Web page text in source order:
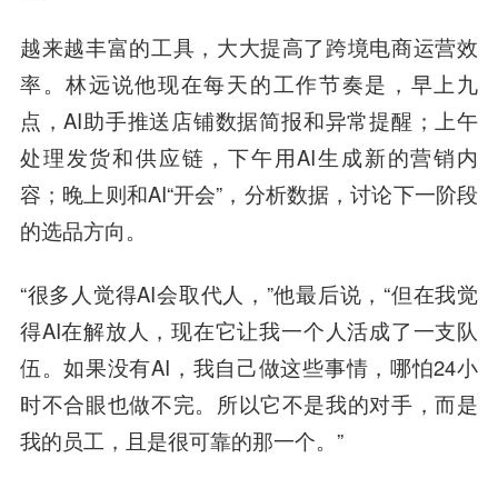
越来越丰富的工具，大大提高了跨境电商运营效
率。林远说他现在每天的工作节奏是，早上九
点，AI助手推送店铺数据简报和异常提醒；上午
处理发货和供应链，下午用AI生成新的营销内
容；晚上则和AI“开会”，分析数据，讨论下一阶段
的选品方向。
“很多人觉得AI会取代人，”他最后说，“但在我觉
得AI在解放人，现在它让我一个人活成了一支队
伍。如果没有AI，我自己做这些事情，哪怕24小
时不合眼也做不完。所以它不是我的对手，而是
我的员工，且是很可靠的那一个。”